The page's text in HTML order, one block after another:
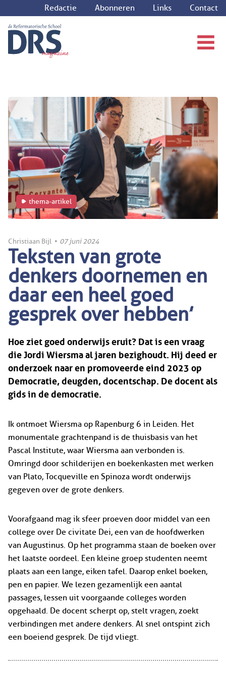
Redactie Abonneren Links Contact
thema-artikel
Christiaan Bijl • 07 juni 2024
Teksten van grote
denkers doornemen en
daar een heel goed
gesprek over hebben’
Hoe ziet goed onderwijs eruit? Dat is een vraag
die Jordi Wiersma al jaren bezighoudt. Hij deed er
onderzoek naar en promoveerde eind 2023 op
Democratie, deugden, docentschap. De docent als
gids in de democratie.
Ik ontmoet Wiersma op Rapenburg 6 in Leiden. Het
monumentale grachtenpand is de thuisbasis van het
Pascal Institute, waar Wiersma aan verbonden is.
Omringd door schilderijen en boekenkasten met werken
van Plato, Tocqueville en Spinoza wordt onderwijs
gegeven over de grote denkers.
Voorafgaand mag ik sfeer proeven door middel van een
college over De civitate Dei, een van de hoofdwerken
van Augustinus. Op het programma staan de boeken over
het laatste oordeel. Een kleine groep studenten neemt
plaats aan een lange, eiken tafel. Daarop enkel boeken,
pen en papier. We lezen gezamenlijk een aantal
passages, lessen uit voorgaande colleges worden
opgehaald. De docent scherpt op, stelt vragen, zoekt
verbindingen met andere denkers. Al snel ontspint zich
een boeiend gesprek. De tijd vliegt.